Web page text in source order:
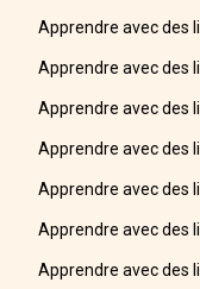
Apprendre avec des
Apprendre avec des
Apprendre avec des
Apprendre avec des
Apprendre avec des
Apprendre avec des
Apprendre avec des